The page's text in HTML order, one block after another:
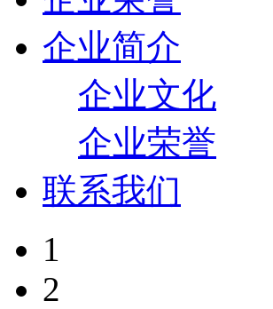
企业简介
企业文化
企业荣誉
联系我们
1
2